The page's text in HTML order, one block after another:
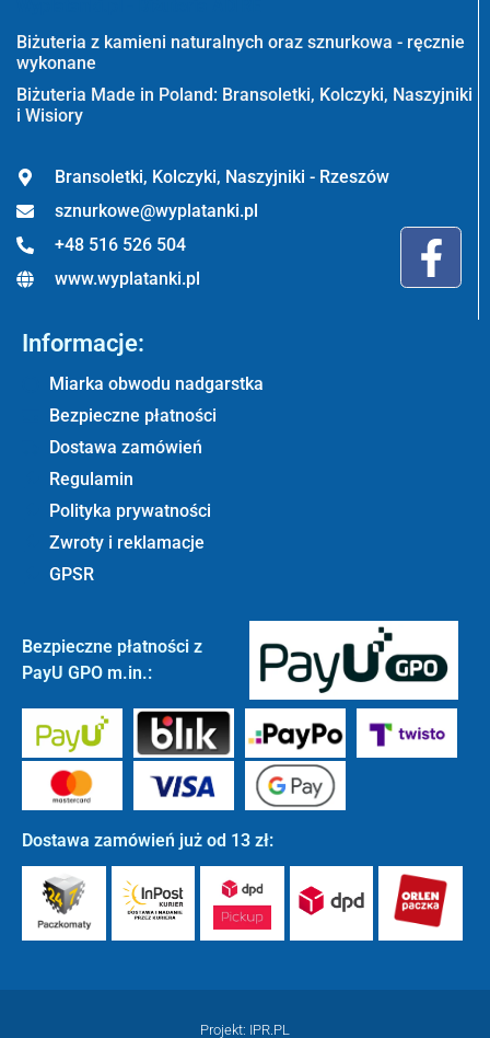
Biżuteria z kamieni naturalnych oraz sznurkowa - ręcznie
wykonane
Biżuteria Made in Poland: Bransoletki, Kolczyki, Naszyjniki
i Wisiory
Bransoletki, Kolczyki, Naszyjniki - Rzeszów
sznurkowe@wyplatanki.pl
+48 516 526 504
www.wyplatanki.pl
Informacje:
Miarka obwodu nadgarstka
Bezpieczne płatności
Dostawa zamówień
Regulamin
Polityka prywatności
Zwroty i reklamacje
GPSR
Bezpieczne płatności z
PayU GPO m.in.:
Dostawa zamówień już od 13 zł:
Projekt: IPR.PL